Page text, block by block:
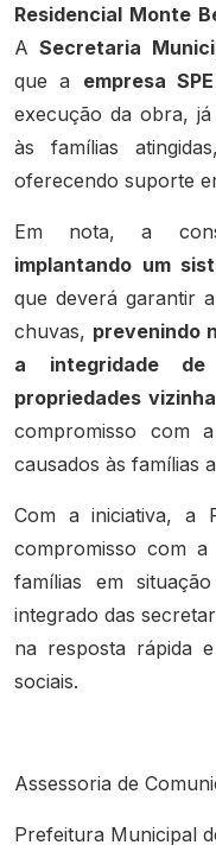
Residencial Monte
ASecretaria
que a empresa
execução da obra, já
às famílias
oferecendo suporte
Em nota, a
implantando um
que deverá garantir
chuvas, prevenindo
a integridade de
propriedades
compromisso com
causados às famílias
Com a iniciativa, a
compromisso com
famílias em
integrado das
na resposta rápida
sociais.
Assessoria de
Prefeitura Municipal